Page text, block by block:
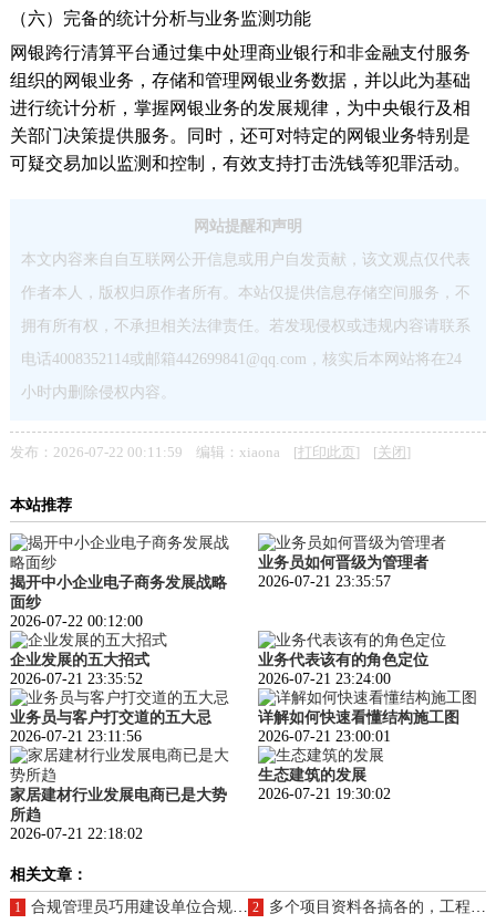
（六）完备的统计分析与业务监测功能
网银跨行清算平台通过集中处理商业银行和非金融支付服务
组织的网银业务，存储和管理网银业务数据，并以此为基础
进行统计分析，掌握网银业务的发展规律，为中央银行及相
关部门决策提供服务。同时，还可对特定的网银业务特别是
可疑交易加以监测和控制，有效支持打击洗钱等犯罪活动。
网站提醒和声明
本文内容来自自互联网公开信息或用户自发贡献，该文观点仅代表
作者本人，版权归原作者所有。本站仅提供信息存储空间服务，不
拥有所有权，不承担相关法律责任。若发现侵权或违规内容请联系
电话4008352114或邮箱442699841@qq.com，核实后本网站将在24
小时内删除侵权内容。
发布：2026-07-22 00:11:59 编辑：xiaona [打印此页] [关闭 ]
本站推荐
揭开中小企业电子商务发展战略
面纱
2026-07-22 00:12:00
业务员如何晋级为管理者
2026-07-21 23:35:57
企业发展的五大招式
2026-07-21 23:35:52
业务代表该有的角色定位
2026-07-21 23:24:00
业务员与客户打交道的五大忌
2026-07-21 23:11:56
详解如何快速看懂结构施工图
2026-07-21 23:00:01
家居建材行业发展电商已是大势
所趋
2026-07-21 22:18:02
生态建筑的发展
2026-07-21 19:30:02
相关文章：
1 合规管理员巧用建设单位合规管控细则避开立项不合规漏洞 2
多个项目资料各搞各的，工程项目资料信息化建设统一控盘